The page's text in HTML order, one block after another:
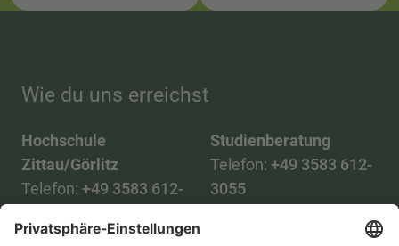
Wie du uns erreichst
Hochschule
Zittau/Görlitz
Telefon: +49 3583 612-
Mail:info(at)hszg.de
Studienberatung
Telefon: +49 3583 612-
3055